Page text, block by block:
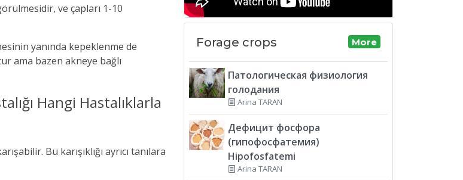
ve çapları 1-10
yanında kepeklenme de
ama bazen akneye bağlı
Hangi Hastalıklarla
Bu karışıklığı ayrıcı tanılara
Forage crops More
Патологическая физиология
голодания
Arina TARAN
Дефицит фосфора
(гипофосфатемия)
Hipofosfatemi
Arina TARAN